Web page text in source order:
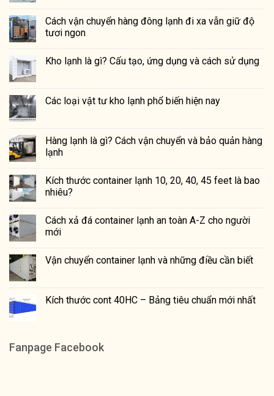
Cách vận chuyển hàng đông lạnh đi xa vẫn giữ độ
tươi ngon
Kho lạnh là gì? Cấu tạo, ứng dụng và cách sử dụng
Các loại vật tư kho lạnh phổ biến hiện nay
Hàng lạnh là gì? Cách vận chuyển và bảo quản hàng
lạnh
Kích thước container lạnh 10, 20, 40, 45 feet là bao
nhiêu?
Cách xả đá container lạnh an toàn A-Z cho người
mới
Vận chuyển container lạnh và những điều cần biết
Kích thước cont 40HC – Bảng tiêu chuẩn mới nhất
Fanpage Facebook